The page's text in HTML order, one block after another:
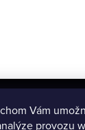
Vám
provozu